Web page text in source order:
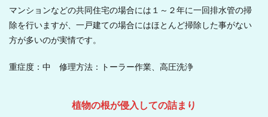
マンションなどの共同住宅の場合には１～２年に一回排水管の掃
除を行いますが、一戸建ての場合にはほとんど掃除した事がない
方が多いのが実情です。
重症度：中 修理方法：トーラー作業、高圧洗浄
植物の根が侵入しての詰まり